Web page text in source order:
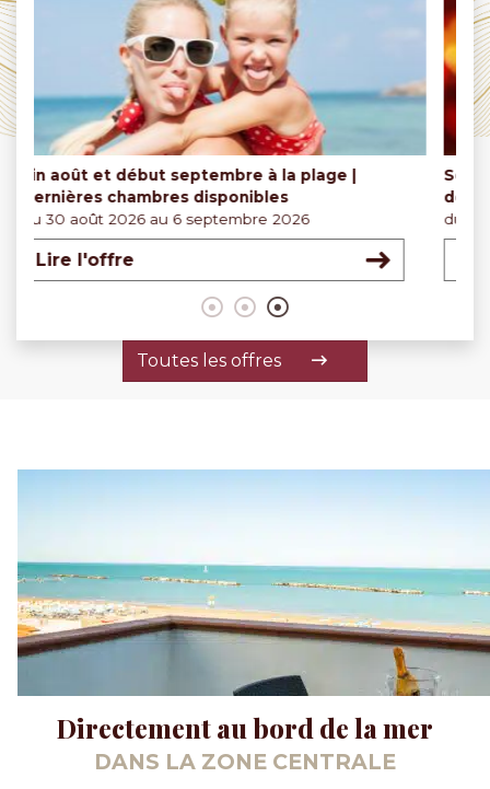
Septembre entre la danse de plage et la danse
de salon
du 12.09.2026 au 20.09.2026
Lire l'offre
1 2 3
Toutes les offres
Directement au bord de la mer
DANS LA ZONE CENTRALE